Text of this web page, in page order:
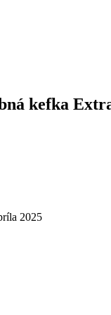
kefka
2025